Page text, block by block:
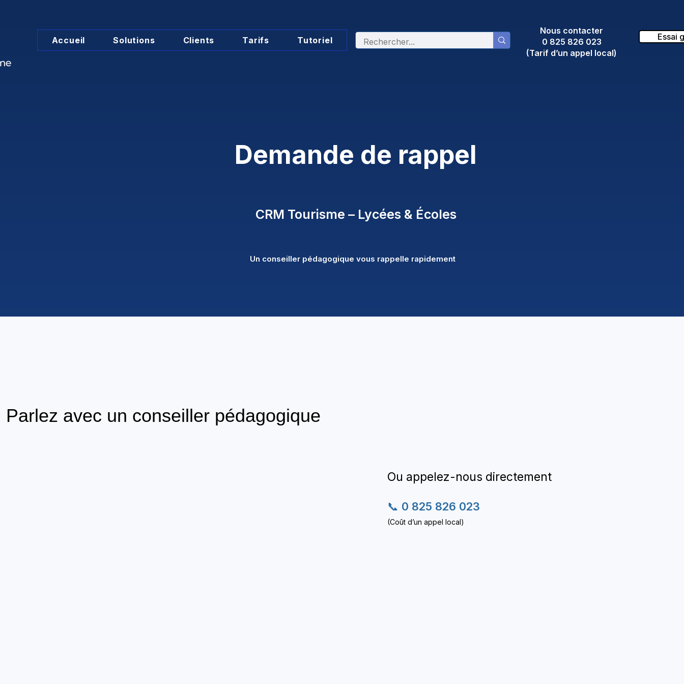
Accueil Solutions Clients Tarifs Tutoriel
Nous contacter
0 825 826 023
(Tarif d’un appel local)
Essai
Demande de rappel
CRM Tourisme – Lycées & Écoles
Un conseiller pédagogique vous rappelle rapidement
Parlez avec un conseiller pédagogique
​Ou appelez-nous directement
📞 0 825 826 023
(Coût d’un appel local)